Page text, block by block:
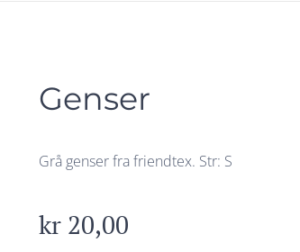
Genser
Grå genser fra friendtex. Str: S
kr 20,00